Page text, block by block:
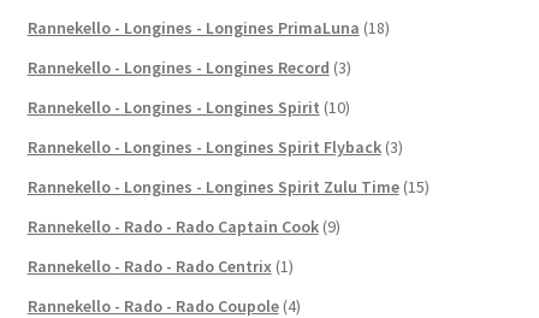
Rannekello - Longines - Longines PrimaLuna (18)
Rannekello - Longines - Longines Record (3)
Rannekello - Longines - Longines Spirit (10)
Rannekello - Longines - Longines Spirit Flyback (3)
Rannekello - Longines - Longines Spirit Zulu Time (15)
Rannekello - Rado - Rado Captain Cook (9)
Rannekello - Rado - Rado Centrix (1)
Rannekello - Rado - Rado Coupole (4)